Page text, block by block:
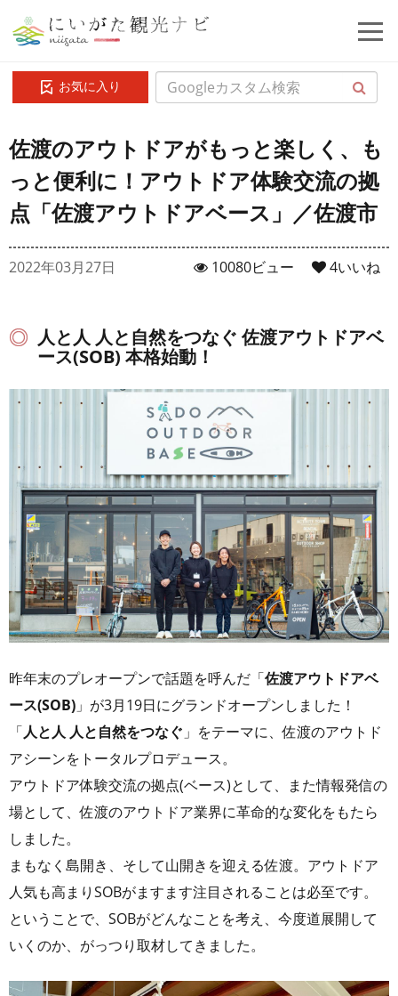
お気に入り
佐渡のアウトドアがもっと楽しく、も
っと便利に！アウトドア体験交流の拠
点「佐渡アウトドアベース」／佐渡市
2022年03月27日 4いいね
10080ビュー
人と人 人と自然をつなぐ 佐渡アウトドアベ
ース(SOB) 本格始動！
昨年末のプレオープンで話題を呼んだ「佐渡アウトドアベ
ース(SOB) 」が3月19日にグランドオープンしました！
「人と人 人と自然をつなぐ 」をテーマに、佐渡のアウトド
アシーンをトータルプロデュース。
アウトドア体験交流の拠点(ベース)として、また情報発信の
場として、佐渡のアウトドア業界に革命的な変化をもたら
しました。
まもなく島開き、そして山開きを迎える佐渡。アウトドア
人気も高まりSOBがますます注目されることは必至です。
ということで、SOBがどんなことを考え、今度道展開して
いくのか、がっつり取材してきました。